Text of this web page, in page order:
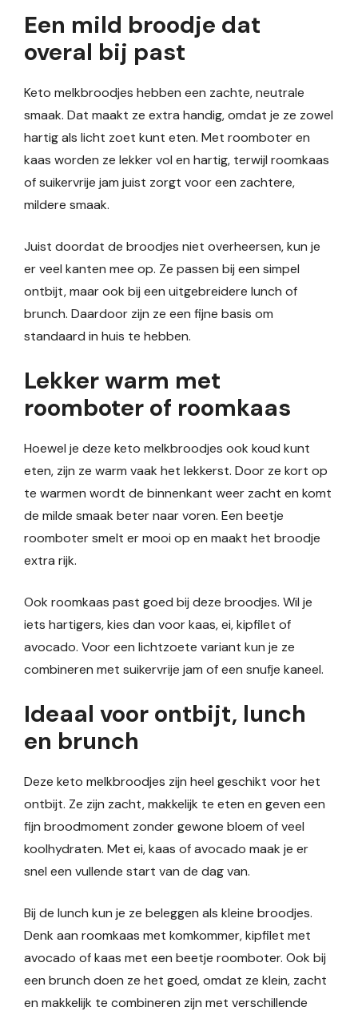
Een mild broodje dat
overal bij past
Keto melkbroodjes hebben een zachte, neutrale
smaak. Dat maakt ze extra handig, omdat je ze zowel
hartig als licht zoet kunt eten. Met roomboter en
kaas worden ze lekker vol en hartig, terwijl roomkaas
of suikervrije jam juist zorgt voor een zachtere,
mildere smaak.
Juist doordat de broodjes niet overheersen, kun je
er veel kanten mee op. Ze passen bij een simpel
ontbijt, maar ook bij een uitgebreidere lunch of
brunch. Daardoor zijn ze een fijne basis om
standaard in huis te hebben.
Lekker warm met
roomboter of roomkaas
Hoewel je deze keto melkbroodjes ook koud kunt
eten, zijn ze warm vaak het lekkerst. Door ze kort op
te warmen wordt de binnenkant weer zacht en komt
de milde smaak beter naar voren. Een beetje
roomboter smelt er mooi op en maakt het broodje
extra rijk.
Ook roomkaas past goed bij deze broodjes. Wil je
iets hartigers, kies dan voor kaas, ei, kipfilet of
avocado. Voor een lichtzoete variant kun je ze
combineren met suikervrije jam of een snufje kaneel.
Ideaal voor ontbijt, lunch
en brunch
Deze keto melkbroodjes zijn heel geschikt voor het
ontbijt. Ze zijn zacht, makkelijk te eten en geven een
fijn broodmoment zonder gewone bloem of veel
koolhydraten. Met ei, kaas of avocado maak je er
snel een vullende start van de dag van.
Bij de lunch kun je ze beleggen als kleine broodjes.
Denk aan roomkaas met komkommer, kipfilet met
avocado of kaas met een beetje roomboter. Ook bij
een brunch doen ze het goed, omdat ze klein, zacht
en makkelijk te combineren zijn met verschillende